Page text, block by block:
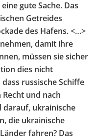
gute Sache. Das
Getreides
des Hafens. <…>
damit ihre
müssen sie sicher
dies nicht
russische Schiffe
und nach
darauf, ukrainische
die ukrainische
fahren? Das